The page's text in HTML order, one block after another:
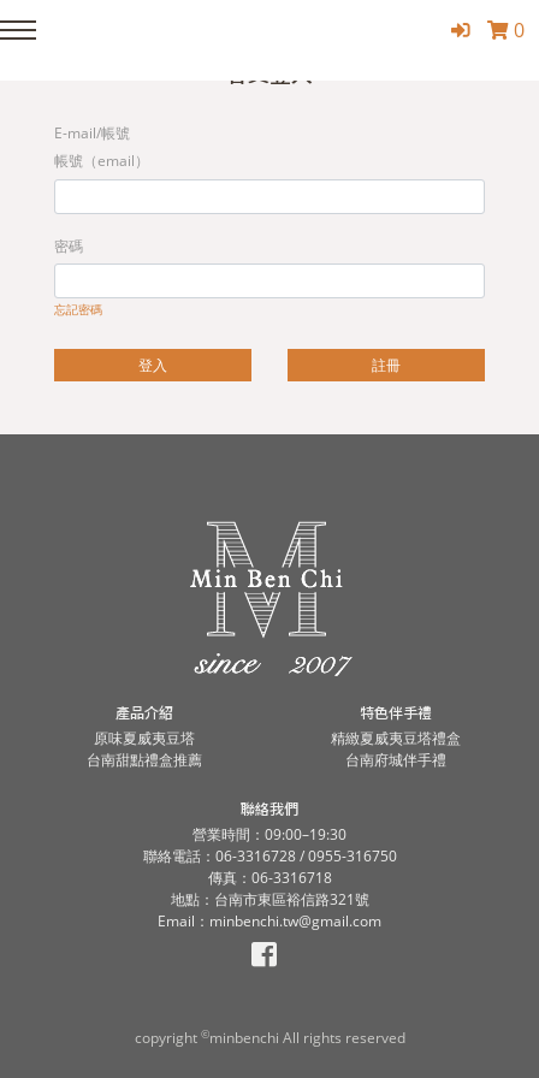
0
會員登入
E-mail/帳號
帳號（email）
密碼
忘記密碼
登入 註冊
產品介紹
原味夏威夷豆塔
台南甜點禮盒推薦
特色伴手禮
精緻夏威夷豆塔禮盒
台南府城伴手禮
聯絡我們
營業時間：09:00–19:30
聯絡電話：06-3316728 / 0955-316750
傳真：06-3316718
地點：台南市東區裕信路321號
Email：minbenchi.tw@gmail.com
copyright ©minbenchi All rights reserved